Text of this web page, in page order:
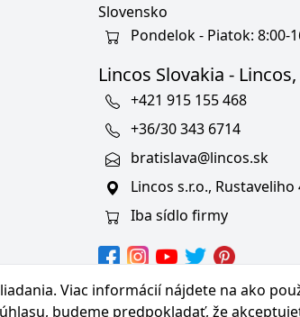
Viac informácií nájdete na ako
budeme predpokladať, že
Slovensko
Pondelok - Piatok: 8:00-
Lincos Slovakia -
+421 915 155 468
+36/30 343 6714
bratislava@lincos.sk
Lincos s.r.o.,
Iba sídlo firmy